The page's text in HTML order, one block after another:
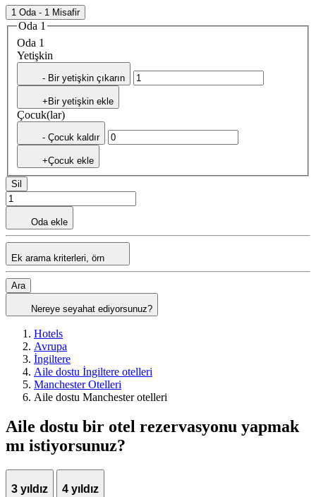
1 Oda - 1 Misafir
Oda 1
Oda 1
Yetişkin
- Bir yetişkin çıkarın
+Bir yetişkin ekle
Çocuk(lar)
- Çocuk kaldır
+Çocuk ekle
Sil
Oda ekle
Ek arama kriterleri, örn
Ara
Nereye seyahat ediyorsunuz?
Hotels
Avrupa
İngiltere
Aile dostu İngiltere otelleri
Manchester Otelleri
Aile dostu Manchester otelleri
Aile dostu bir otel rezervasyonu yapmak
mı istiyorsunuz?
3 yıldız 4 yıldız